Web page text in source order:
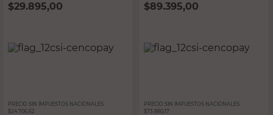
$29.895,00
PRECIO SIN IMPUESTOS NACIONALES:
$24.706,62
$89.395,00
PRECIO SIN IMPUESTOS NACIONALES:
$73.880,17